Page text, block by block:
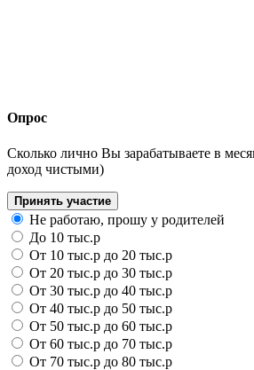
Опрос
Сколько лично Вы зарабатываете в
доход чистыми)
Принять участие
Не работаю, прошу у родителей
До 10 тыс.р
От 10 тыс.р до 20 тыс.р
От 20 тыс.р до 30 тыс.р
От 30 тыс.р до 40 тыс.р
От 40 тыс.р до 50 тыс.р
От 50 тыс.р до 60 тыс.р
От 60 тыс.р до 70 тыс.р
От 70 тыс.р до 80 тыс.р